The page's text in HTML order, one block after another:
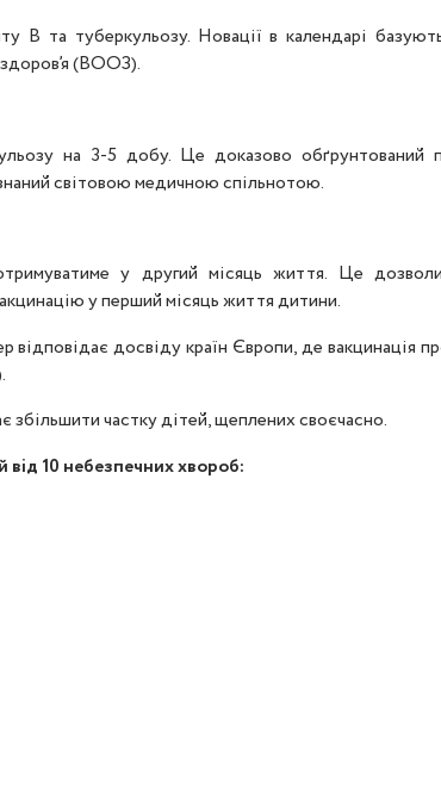
В та туберкульозу. Новації в календарі
здоров’я (ВООЗ).
на 3-5 добу. Це доказово обґрунтований
світовою медичною спільнотою.
у другий місяць життя. Це
у перший місяць життя дитини.
відповідає досвіду країн Європи, де вакцинація
збільшити частку дітей, щеплених своєчасно.
від 10 небезпечних хвороб: